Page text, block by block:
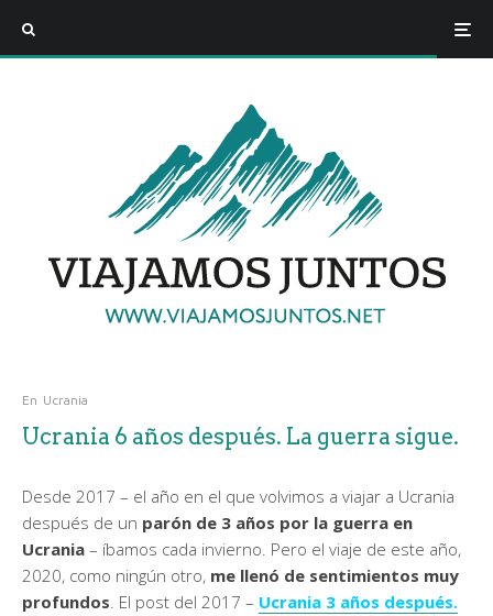
En Ucrania
Ucrania 6 años después. La guerra sigue.
Desde 2017 – el año en el que volvimos a viajar a Ucrania
después de un parón de 3 años por la guerra en
Ucrania – íbamos cada invierno. Pero el viaje de este año,
2020, como ningún otro, me llenó de sentimientos muy
profundos. El post del 2017 – Ucrania 3 años después.